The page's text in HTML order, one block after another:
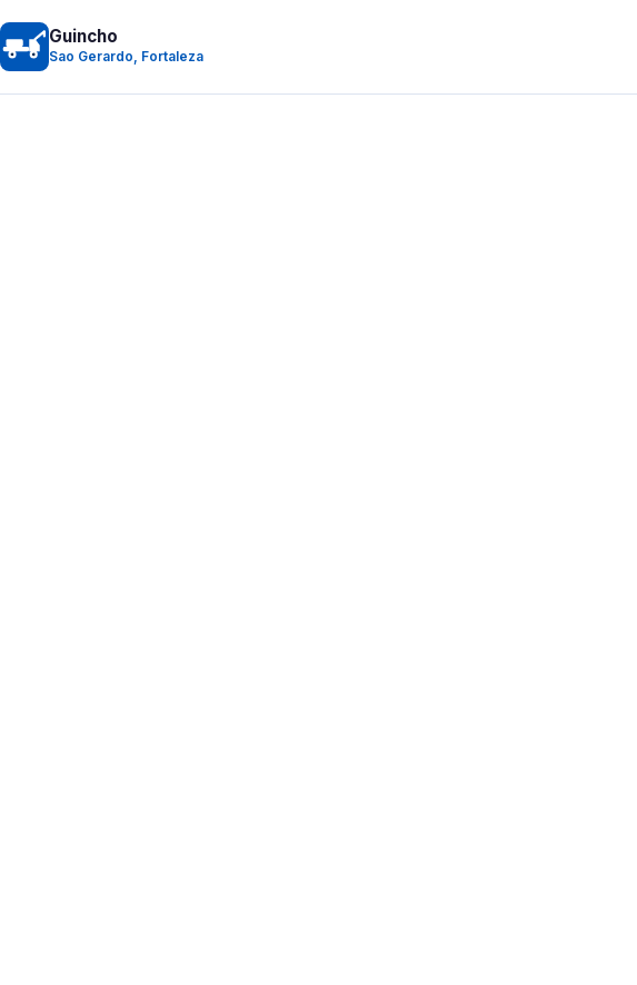
Guincho
Sao Gerardo, Fortaleza